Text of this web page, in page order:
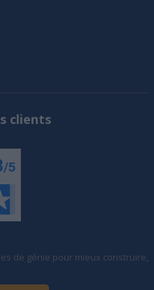
clients
de génie pour mieux construire,